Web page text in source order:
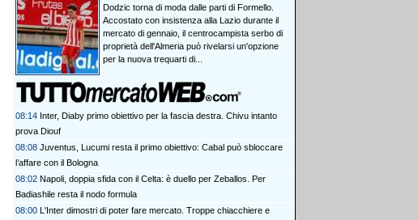
Dodzic torna di moda dalle parti di Formello.
Accostato con insistenza alla Lazio durante il
mercato di gennaio, il centrocampista serbo di
proprietà dell'Almeria può rivelarsi un'opzione
per la nuova trequarti di...
08:14 Inter, Diaby primo obiettivo per la fascia destra. Chivu intanto
prova Diouf
08:08 Juventus, Lucumi resta il primo obiettivo: Cabal può sbloccare
l’affare con il Bologna
08:02 Napoli, doppia sfida con il Celta: è duello per Zeballos. Per
Badiashile resta il nodo formula
08:00 L'Inter dimostri di poter fare mercato. Troppe chiacchiere e